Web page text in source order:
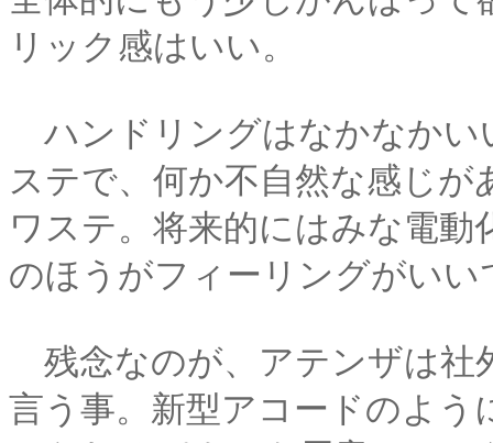
リック感はいい。
ハンドリングはなかなかい
ステで、何か不自然な感じ
ワステ。将来的にはみな電
のほうがフィーリングがいい
残念なのが、アテンザは社
言う事。新型アコードのよ